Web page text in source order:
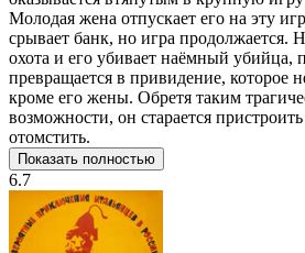
Молодая жена отпускает его на эту
срывает банк, но игра продолжается.
охота и его убивает наёмный убийца,
превращается в привидение, которое
кроме его жены. Обретя таким
возможности, он старается
отомстить.
Показать полностью
6.7